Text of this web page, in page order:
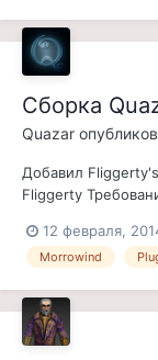
Сборка
Quazar
Добавил
Fliggerty
http://
http://
http://
12 февраля,
Morrowind